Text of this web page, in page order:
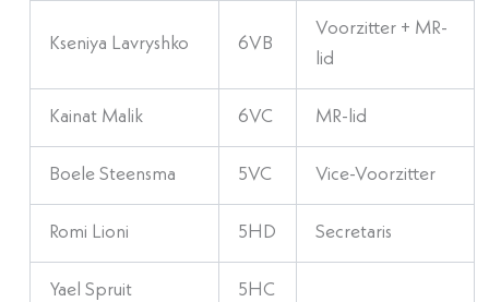
Kseniya Lavryshko 6VB
Voorzitter + MR-
lid
Kainat Malik 6VC MR-lid
Boele Steensma 5VC Vice-Voorzitter
Romi Lioni 5HD Secretaris
Yael Spruit 5HC